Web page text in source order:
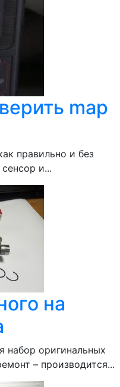
map
правильно и без
и...
на
набор оригинальных
– производится...